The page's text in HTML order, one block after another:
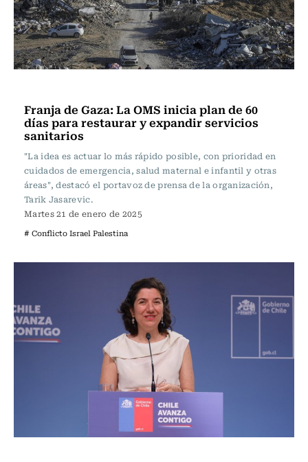
Franja de Gaza: La OMS inicia plan de 60
días para restaurar y expandir servicios
sanitarios
"La idea es actuar lo más rápido posible, con prioridad en
cuidados de emergencia, salud maternal e infantil y otras
áreas", destacó el portavoz de prensa de la organización,
Tarik Jasarevic.
Martes 21 de enero de 2025
# Conflicto Israel Palestina